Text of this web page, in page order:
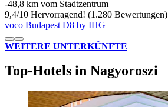
‐48,8 km vom Stadtzentrum
9,4/10 Hervorragend! (1.280 Bewertungen)
voco Budapest D8 by IHG
WEITERE UNTERKÜNFTE
Top-Hotels in Nagyoroszi